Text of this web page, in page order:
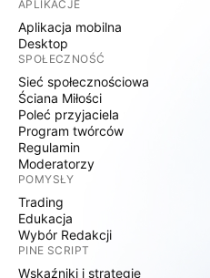
APLIKACJE
Aplikacja mobilna
Desktop
SPOŁECZNOŚĆ
Sieć społecznościowa
Ściana Miłości
Poleć przyjaciela
Program twórców
Regulamin
Moderatorzy
POMYSŁY
Trading
Edukacja
Wybór Redakcji
PINE SCRIPT
Wskaźniki i strategie